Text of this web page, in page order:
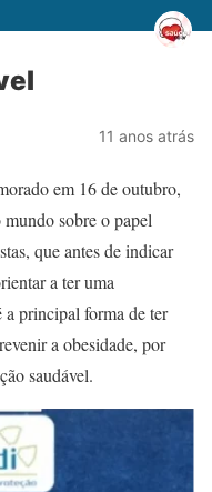
11 anos atrás
em 16 de outubro,
sobre o papel
que antes de indicar
a ter uma
a principal forma de ter
a obesidade, por
saudável.